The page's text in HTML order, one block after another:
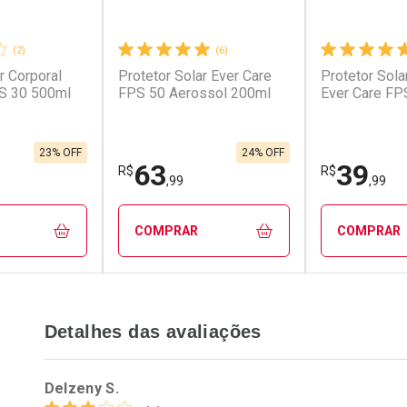
cada
cada
Ativar Desconto
Por R$ 71,99/cada
Por R$ 71,99/cada
Ativar
Por R$
Por R$
(2)
Corporal
30 500ml
23% OFF
(6)
Protetor Solar Ever Care
FPS 50 Aerossol 200ml
R$63,99
24% OFF
COMPRAR
Laboratório
Por Menos
Protetor
Ever Care
R$39,99
COMPRAR
Detalhes das avaliações
Delzeny S.